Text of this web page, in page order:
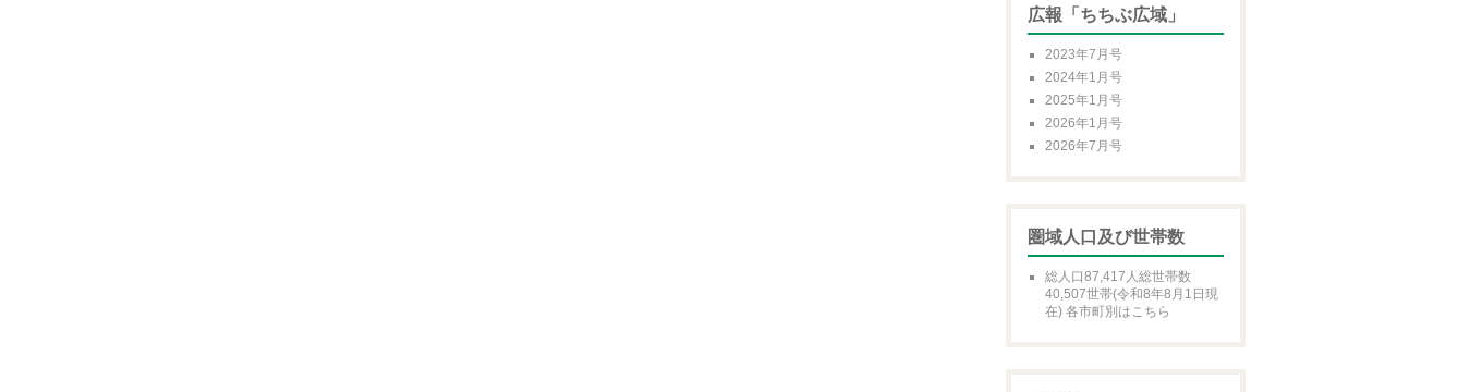
広報「ちちぶ広域」
2023年7月号
2024年1月号
2025年1月号
2026年1月号
2026年7月号
圏域人口及び世帯数
総人口87,417人総世帯数
40,507世帯(令和8年8月1日現
在) 各市町別はこちら